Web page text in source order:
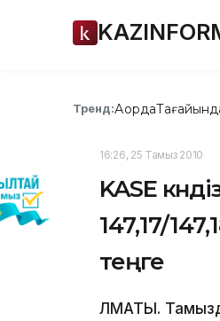
Тренд:Ақорда
16:26, 25 Тамыз 2010
KASE
147,17/
теңге
ЛМАТЫ.